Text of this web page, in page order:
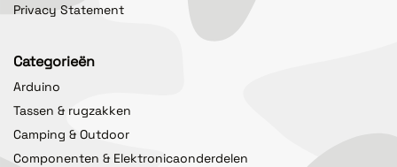
Privacy Statement
Categorieën
Arduino
Tassen & rugzakken
Camping & Outdoor
Componenten & Elektronicaonderdelen